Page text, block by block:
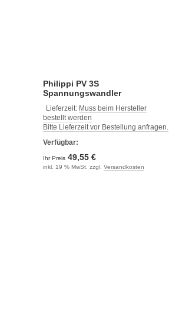
Philippi PV 3S
Spannungswandler
Lieferzeit: Muss beim Hersteller
bestellt werden
Bitte Lieferzeit vor Bestellung anfragen.
Verfügbar:
Ihr Preis 49,55 €
inkl. 19 % MwSt. zzgl. Versandkosten